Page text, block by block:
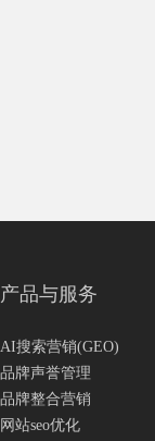
产品与服务
AI搜索营销(GEO)
品牌声誉管理
品牌整合营销
网站seo优化